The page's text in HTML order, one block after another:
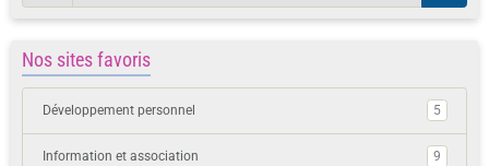
Nos sites favoris
Développement personnel 5
Information et association 9